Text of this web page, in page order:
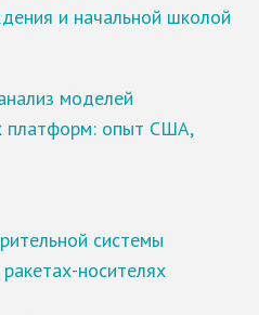
и начальной школой
моделей
платформ: опыт США,
системы
носителях